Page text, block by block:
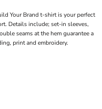
Your Brand t-shirt is your perfect
Details include; set-in sleeves,
seams at the hem guarantee a
print and embroidery.